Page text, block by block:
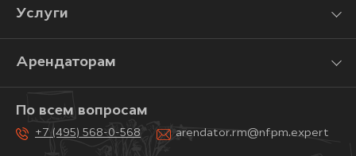
Услуги
Арендаторам
По всем вопросам
+7 (495) 568-0-568 arendator.rm@nfpm.expert